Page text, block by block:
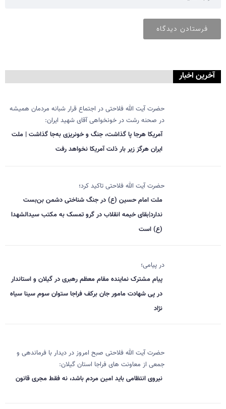
آخرین اخبار
حضرت آیت الله فلاحتی در اجتماع قرار شبانه مردمان همیشه
در صحنه رشت در خونخواهی آقای شهید ایران:
آمریکا هرجا پا گذاشت، جنگ و خونریزی به‌جا گذاشت | ملت
ایران هرگز زیر بار ذلت آمریکا نخواهد رفت
حضرت آیت الله فلاحتی تاکید کرد؛
ملت امام حسین (ع) در جنگ شناختی دشمن بن‌بست
ندارد|بقای خیمه انقلاب در گرو تمسک به مکتب سیدالشهدا
(ع) است
در پیامی؛
پیام مشترک نماینده مقام معظم رهبری در گیلان و استاندار
در پی شهادت مامور جان برکف فراجا ستوان سوم سینا سیاه
نژاد
حضرت آیت الله فلاحتی صبح امروز در دیدار با فرماندهی و
جمعی از معاونت های فراجا استان گیلان:
نیروی انتظامی باید امین مردم باشد، نه فقط مجری قانون